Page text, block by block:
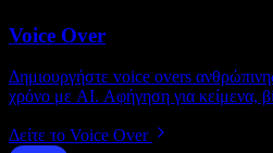
Voice Over
Δημιουργήστε voice overs
χρόνο με AI. Αφήγηση για κείμενα,
Δείτε το Voice Over